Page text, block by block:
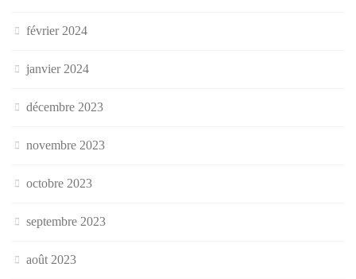
février 2024
janvier 2024
décembre 2023
novembre 2023
octobre 2023
septembre 2023
août 2023